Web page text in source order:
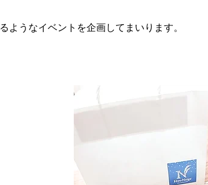
うなイベントを企画してまいります。